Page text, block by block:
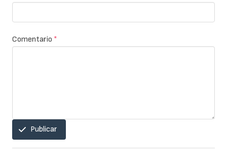
Comentario *
Publicar